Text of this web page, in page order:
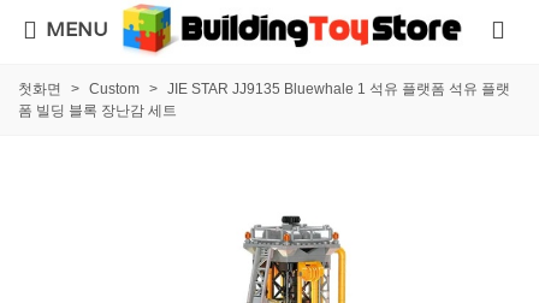
MENU
첫화면 > Custom > JIE STAR JJ9135 Bluewhale 1 석유 플랫폼 석유 플랫
폼 빌딩 블록 장난감 세트